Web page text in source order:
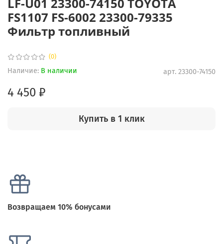
(0)
арт. 23300-74150
Наличие: В наличии
FS1107 FS-6002 23300-79335
Фильтр топливный
4 450 ₽
Купить в 1 клик
Возвращаем 10% бонусами